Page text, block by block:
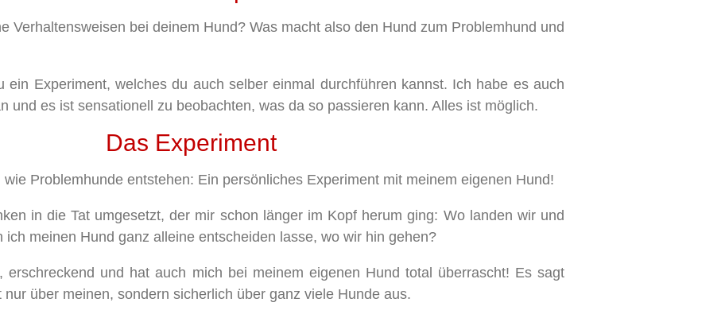
Verhaltensweisen bei deinem Hund? Was macht also den Hund zum Problemhund und
ein Experiment, welches du auch selber einmal durchführen kannst. Ich habe es auch
und es ist sensationell zu beobachten, was da so passieren kann. Alles ist möglich.
Das Experiment
wie Problemhunde entstehen: Ein persönliches Experiment mit meinem eigenen Hund!
in die Tat umgesetzt, der mir schon länger im Kopf herum ging: Wo landen wir und
ich meinen Hund ganz alleine entscheiden lasse, wo wir hin gehen?
erschreckend und hat auch mich bei meinem eigenen Hund total überrascht! Es sagt
über meinen, sondern sicherlich über ganz viele Hunde aus.